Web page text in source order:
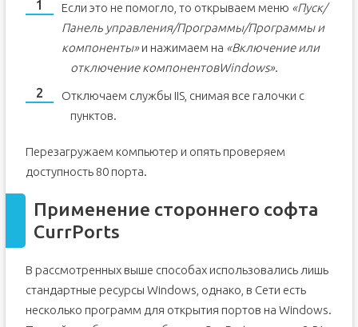
Если это не помогло, то открываем меню «Пуск/
Панель управления/Программы/Программы и
компоненты»и нажимаем на «Включение или
отключение компонентовWindows».
Отключаем службы IIS, снимая все галочки с
пунктов.
Перезагружаем компьютер и опять проверяем
доступность 80 порта.
Применение стороннего софта
CurrPorts
В рассмотренных выше способах использовались лишь
стандартные ресурсы Windows, однако, в Сети есть
несколько программ для открытия портов на Windows.